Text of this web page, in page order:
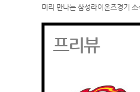
미리 만나는 삼성라이온즈경기
프리뷰